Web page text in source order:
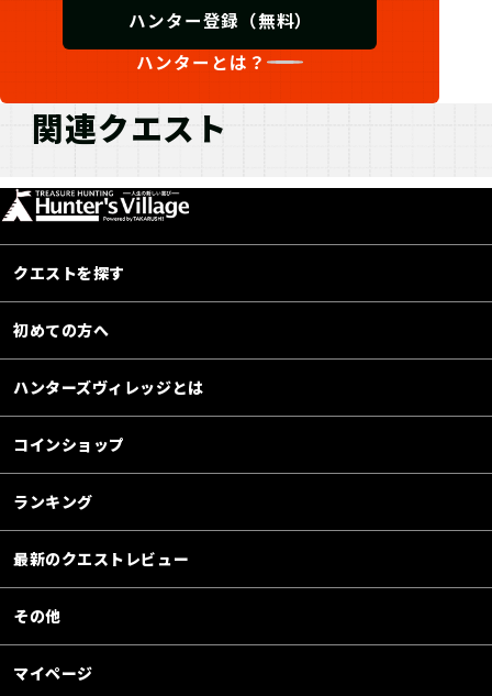
ハンター登録（無料）
ハンターとは？
関連クエスト
クエストを探す
初めての方へ
ハンターズヴィレッジとは
コインショップ
ランキング
最新のクエストレビュー
その他
マイページ